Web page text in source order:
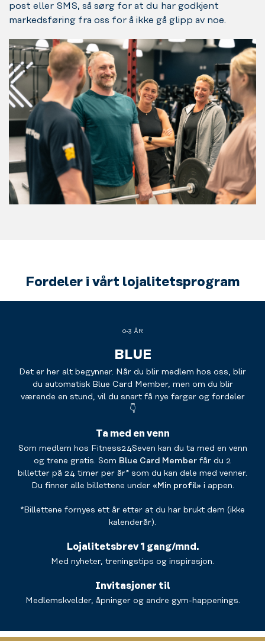
post eller SMS, så sørg for at du har godkjent
markedsføring fra oss for å ikke gå glipp av noe.
Fordeler i vårt lojalitetsprogram
0-3 ÅR
BLUE
Det er her alt begynner. Når du blir medlem hos oss, blir
du automatisk Blue Card Member, men om du blir
værende en stund, vil du snart få nye farger og fordeler
👇
Ta med en venn
Som medlem hos Fitness24Seven kan du ta med en venn
og trene gratis. Som Blue Card Member får du 2
billetter på 24 timer per år* som du kan dele med venner.
Du finner alle billettene under «Min profil»i appen.
*Billettene fornyes ett år etter at du har brukt dem (ikke
kalenderår).
Lojalitetsbrev 1 gang/mnd.
Med nyheter, treningstips og inspirasjon.
Invitasjoner til
Medlemskvelder, åpninger og andre gym-happenings.